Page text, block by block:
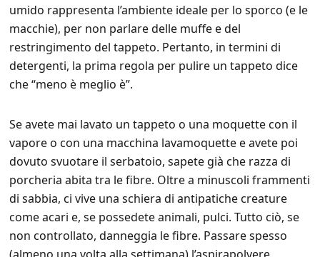
umido rappresenta l’ambiente ideale per lo sporco (e le
macchie), per non parlare delle muffe e del
restringimento del tappeto. Pertanto, in termini di
detergenti, la prima regola per pulire un tappeto dice
che “meno è meglio è”.
Se avete mai lavato un tappeto o una moquette con il
vapore o con una macchina lavamoquette e avete poi
dovuto svuotare il serbatoio, sapete già che razza di
porcheria abita tra le fibre. Oltre a minuscoli frammenti
di sabbia, ci vive una schiera di antipatiche creature
come acari e, se possedete animali, pulci. Tutto ciò, se
non controllato, danneggia le fibre. Passare spesso